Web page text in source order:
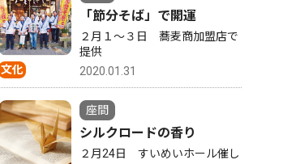
文化
「節分そば」で開運
２月１〜３日 蕎麦商加盟店で
提供
2020.01.31
座間
シルクロードの香り
２月24日 すいめいホール催し